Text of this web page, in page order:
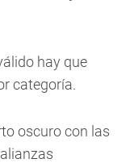
hay que
categoría.
oscuro con las